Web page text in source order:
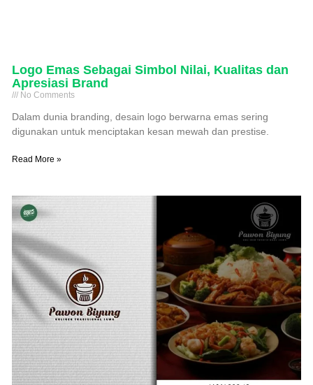
Logo Emas Sebagai Simbol Nilai, Kualitas dan
Apresiasi Brand
No Comments
Dalam dunia branding, desain logo berwarna emas sering
digunakan untuk menciptakan kesan mewah dan prestise.
Read More »